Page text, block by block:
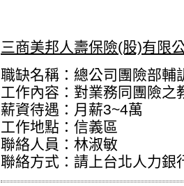
三商美邦人壽保險(股)有限
職缺名稱：總公司團險部輔
工作內容：對業務同團險之
薪資待遇：月薪3~4萬
工作地點：信義區
聯絡人員：林淑敏
聯絡方式： 請上台北人力銀